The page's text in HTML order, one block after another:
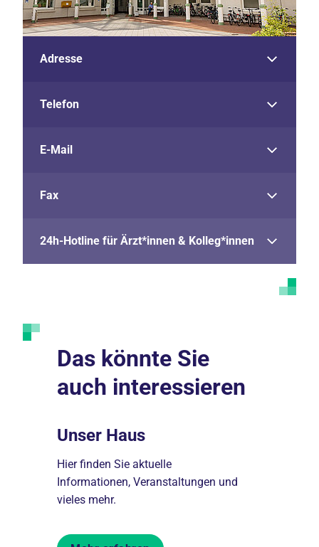
Adresse
Telefon
E-Mail
Fax
24h-Hotline für Ärzt*innen & Kolleg*innen
Das könnte Sie
auch interessieren
Unser Haus
Hier finden Sie aktuelle
Informationen, Veranstaltungen und
vieles mehr.